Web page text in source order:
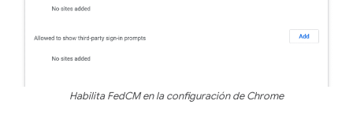
Habilita FedCM en la configuración de Chrome